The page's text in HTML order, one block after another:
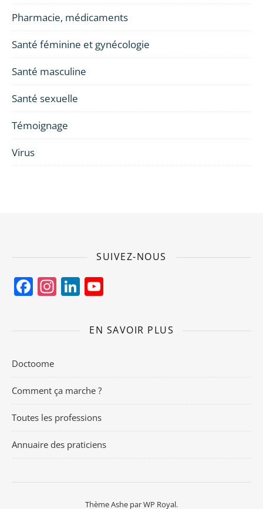
Pharmacie, médicaments
Santé féminine et gynécologie
Santé masculine
Santé sexuelle
Témoignage
Virus
SUIVEZ-NOUS
Facebook
Instagram
LinkedIn
EN SAVOIR PLUS
Doctoome
Comment ça marche ?
Toutes les professions
Annuaire des praticiens
Thème Ashe parWP Royal.